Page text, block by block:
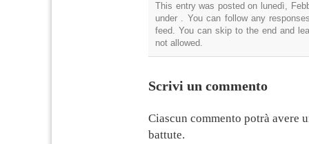
This entry was posted on lunedì,
under . You can follow any
feed. You can skip to the end and
not allowed.
Scrivi un commento
Ciascun commento potrà avere
battute.